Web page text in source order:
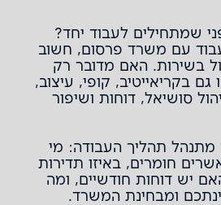
שמתחילים לעבוד יחד?
עם משרד פרסום, חשוב
בשירות. האם מדובר רק
גם בקריאייטיב, קופי, עיצוב,
סושיאל, דוחות ושיפור
מתנהל תהליך העבודה: מי
חומרים, באיזו תדירות
יש דוחות חודשיים, ומה
ומבחינת המשרד.